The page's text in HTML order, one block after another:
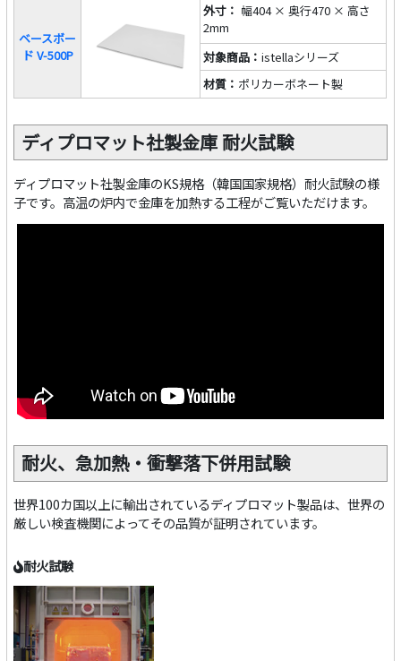
ベースボー
ド V-500P
外寸： 幅404 × 奥行470 × 高さ
2mm
対象商品：istellaシリーズ
材質： ポリカーボネート製
ディプロマット社製金庫 耐火試験
ディプロマット社製金庫のKS規格（韓国国家規格）耐火試験の様
子です。高温の炉内で金庫を加熱する工程がご覧いただけます。
耐火、急加熱・衝撃落下併用試験
世界100カ国以上に輸出されているディプロマット製品は、世界の
厳しい検査機関によってその品質が証明されています。
耐火試験